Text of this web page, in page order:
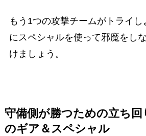
もう1つの攻撃チームがトライ
にスペシャルを使って邪魔をし
けましょう。
守備側が勝つための立ち回
のギア＆スペシャル